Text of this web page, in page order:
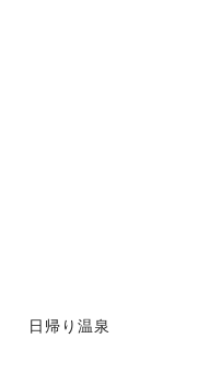
日帰り温泉